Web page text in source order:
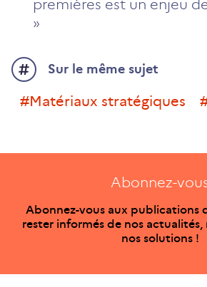
premières est un enjeu
»
Sur le même sujet
#matériaux stratégiques
Abonnez-
Abonnez-vous aux publications
rester informés de nos actualités,
nos solutions !